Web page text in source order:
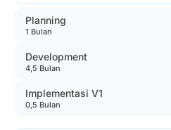
Planning
1 Bulan
Development
4,5 Bulan
Implementasi V1
0,5 Bulan